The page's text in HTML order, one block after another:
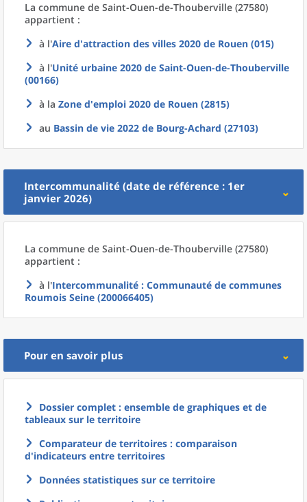
La commune de Saint-Ouen-de-Thouberville (27580)
appartient :
à l'Aire d'attraction des villes 2020 de Rouen (015)
à l'Unité urbaine 2020 de Saint-Ouen-de-Thouberville
(00166)
à la Zone d'emploi 2020 de Rouen (2815)
au Bassin de vie 2022 de Bourg-Achard (27103)
Intercommunalité (date de référence : 1er
janvier 2026)
La commune de Saint-Ouen-de-Thouberville (27580)
appartient :
à l'Intercommunalité : Communauté de communes
Roumois Seine (200066405)
Pour en savoir plus
Dossier complet : ensemble de graphiques et de
tableaux sur le territoire
Comparateur de territoires : comparaison
d'indicateurs entre territoires
Données statistiques sur ce territoire